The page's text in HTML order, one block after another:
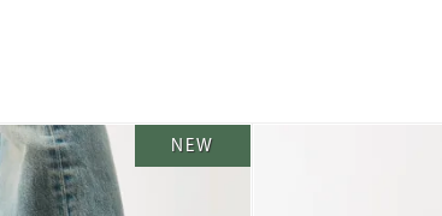
NEW